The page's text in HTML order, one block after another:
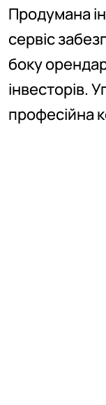
Продумана
сервіс
боку
інвесторів.
професійна